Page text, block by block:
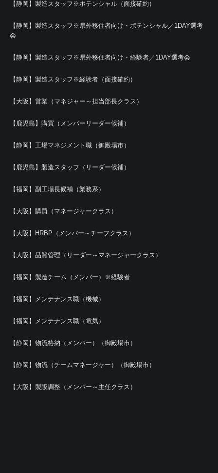
【静岡】製造スタッフ※ポテンシャル（面接確約）
【静岡】製造スタッフ※県外移住者向け・ポテンシャル／1DAY選考
会
【静岡】製造スタッフ※県外移住者向け・経験者／1DAY選考会
【静岡】製造スタッフ※経験者（面接確約）
【大阪】営業（マネジャー～担当部長クラス）
【鹿児島】購買（メンバーリーダー候補）
【静岡】工場マネジメント職（御殿場市）
【鹿児島】製造スタッフ（リーダー候補）
【福岡】副工場長候補（業務系）
【大阪】購買（マネージャークラス）
【大阪】HRBP（メンバー～チーフクラス）
【大阪】品質管理（リーダー～マネージャークラス）
【福岡】製造チーム（メンバー）※経験者
【福岡】メンテナンス職（機械）
【福岡】メンテナンス職（電気）
【静岡】物流格納（メンバー）（御殿場市）
【静岡】物流（チームマネージャー）（御殿場市）
【大阪】製販調整（メンバー～主任クラス）